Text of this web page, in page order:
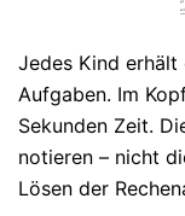
Jedes Kind
Aufgaben. Im
Sekunden Zeit.
notieren – nicht
Lösen der